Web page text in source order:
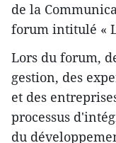
de la
forum intitulé «
Lors du forum,
gestion, des
et des
processus
du